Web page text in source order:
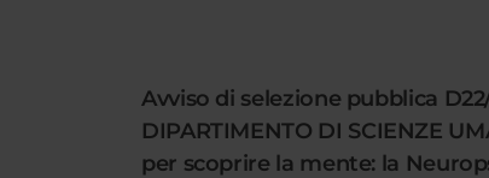
Avviso di selezione pubblica
DIPARTIMENTO DI SCIENZE
per scoprire la mente: la